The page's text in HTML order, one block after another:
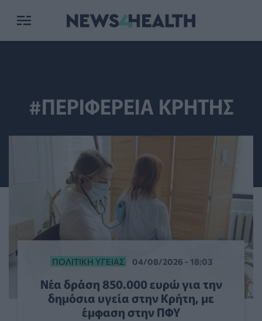
#ΠΕΡΙΦΕΡΕΙΑ ΚΡΗΤΗΣ
ΠΟΛΙΤΙΚΉ ΥΓΕΊΑΣ 04/08/2026 - 18:03
Νέα δράση 850.000 ευρώ για την
δημόσια υγεία στην Κρήτη, με
έμφαση στην ΠΦΥ